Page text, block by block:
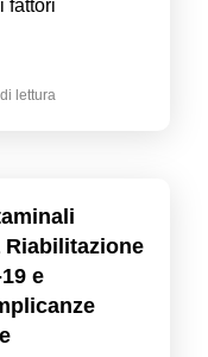
fattori
lettura
Riabilitazione
e